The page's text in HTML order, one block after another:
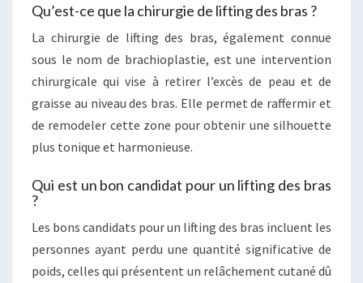
Qu’est-ce que la chirurgie de lifting des bras ?
La chirurgie de lifting des bras, également connue
sous le nom de brachioplastie, est une intervention
chirurgicale qui vise à retirer l’excès de peau et de
graisse au niveau des bras. Elle permet de raffermir et
de remodeler cette zone pour obtenir une silhouette
plus tonique et harmonieuse.
Qui est un bon candidat pour un lifting des bras
?
Les bons candidats pour un lifting des bras incluent les
personnes ayant perdu une quantité significative de
poids, celles qui présentent un relâchement cutané dû